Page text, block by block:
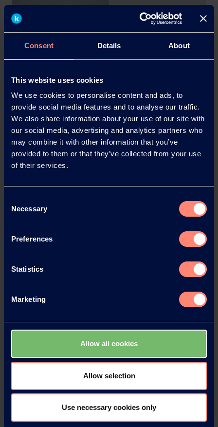
Consent Details About
This website uses cookies
We use cookies to personalise content and ads, to
provide social media features and to analyse our traffic.
We also share information about your use of our site with
our social media, advertising and analytics partners who
may combine it with other information that you’ve
provided to them or that they’ve collected from your use
of their services.
Selection
Necessary
Preferences
Statistics
Marketing
Allow all cookies
Allow selection
Use necessary cookies only
PVC
Plus
d'informations
Textiles
Plus
d'informations
Impression 3D